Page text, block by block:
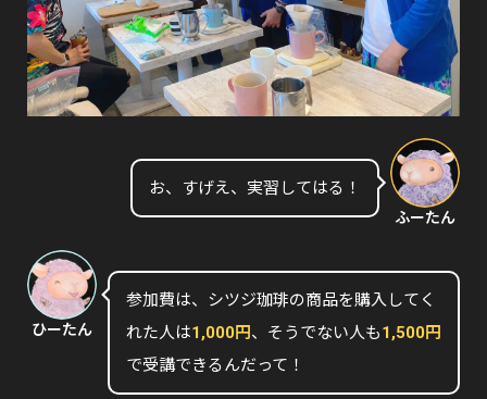
お、すげえ、実習してはる！
ふーたん
ひーたん
参加費は、シツジ珈琲の商品を購入してく
れた人は1,000円、そうでない人も1,500円
で受講できるんだって！